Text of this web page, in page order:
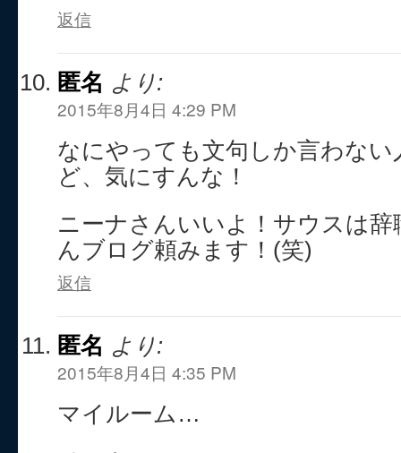
返信
匿名 より:
2015年8月4日 4:29 PM
なにやっても文句しか言わな
ど、気にすんな！
ニーナさんいいよ！サウスは
んブログ頼みます！(笑)
返信
匿名 より:
2015年8月4日 4:35 PM
マイルーム…